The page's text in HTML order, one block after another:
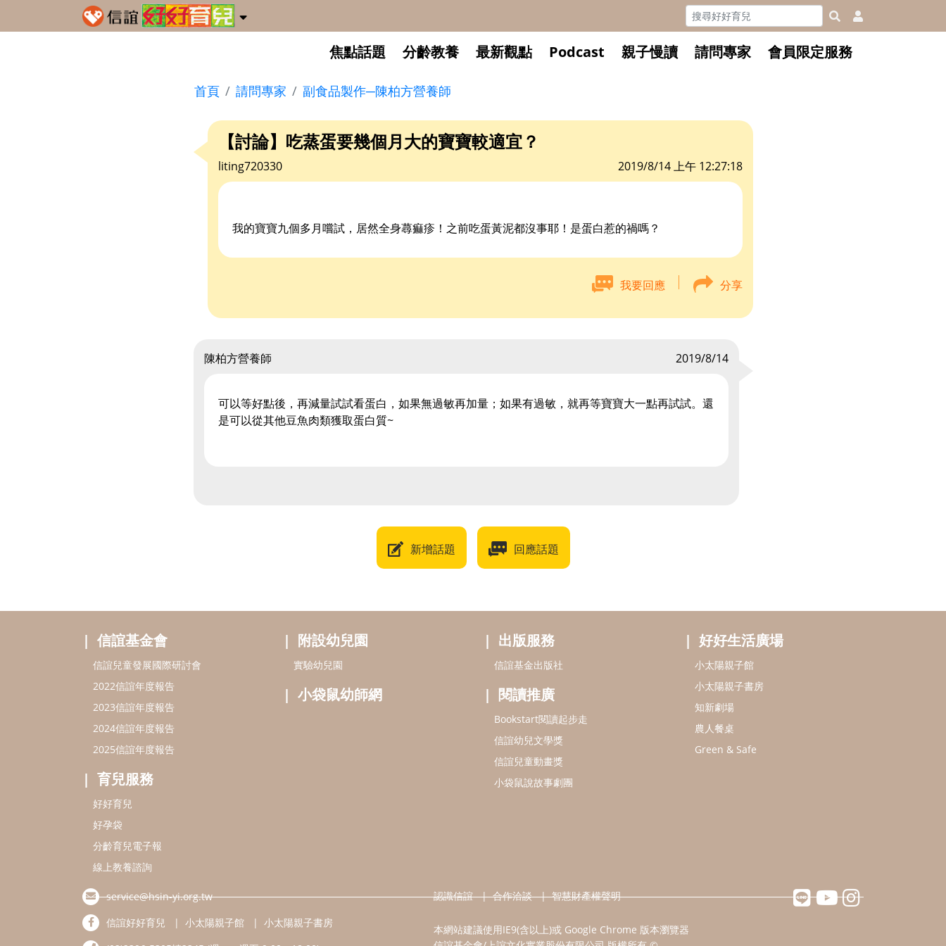
焦點話題 分齡教養 最新觀點 Podcast 親子慢讀 請問專家 會員限定服務
首頁 請問專家 副食品製作─陳柏方營養師
【討論】吃蒸蛋要幾個月大的寶寶較適宜？
liting720330 2019/8/14 上午 12:27:18
我的寶寶九個多月嚐試，居然全身蕁痲疹！之前吃蛋黃泥都沒事耶！是蛋白惹的禍嗎？
我要回應 分享
陳柏方營養師 2019/8/14
可以等好點後，再減量試試看蛋白，如果無過敏再加量；如果有過敏，就再等寶寶大一點再試試。還
是可以從其他豆魚肉類獲取蛋白質~
新增話題 回應話題
信誼基金會
信誼兒童發展國際研討會
2022信誼年度報告
2023信誼年度報告
2024信誼年度報告
2025信誼年度報告
育兒服務
好好育兒
好孕袋
分齡育兒電子報
線上教養諮詢
附設幼兒園
實驗幼兒園
小袋鼠幼師網
出版服務
信誼基金出版社
閱讀推廣
Bookstart閱讀起步走
信誼幼兒文學獎
信誼兒童動畫獎
小袋鼠說故事劇團
好好生活廣場
小太陽親子館
小太陽親子書房
知新劇場
農人餐桌
Green & Safe
service@hsin-yi.org.tw
信誼好好育兒
小太陽親子館
小太陽親子書房
認識信誼 合作洽談 智慧財產權聲明
本網站建議使用IE9(含以上)或 Google Chrome 版本瀏覽器